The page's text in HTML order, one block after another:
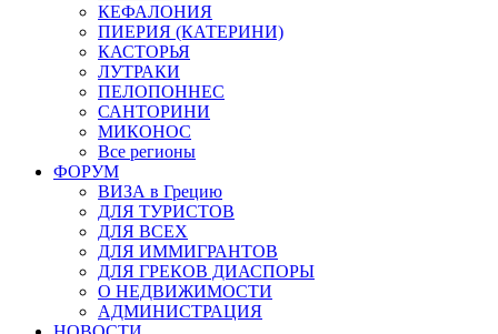
КЕФАЛОНИЯ
ПИЕРИЯ (КАТЕРИНИ)
КАСТОРЬЯ
ЛУТРАКИ
ПЕЛОПОННЕС
САНТОРИНИ
МИКОНОС
Все регионы
ФОРУМ
ВИЗА в Грецию
ДЛЯ ТУРИСТОВ
ДЛЯ ВСЕХ
ДЛЯ ИММИГРАНТОВ
ДЛЯ ГРЕКОВ ДИАСПОРЫ
О НЕДВИЖИМОСТИ
АДМИНИСТРАЦИЯ